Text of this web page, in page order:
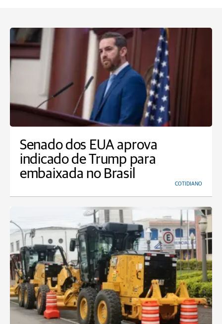
Senado dos EUA aprova
indicado de Trump para
embaixada no Brasil
COTIDIANO